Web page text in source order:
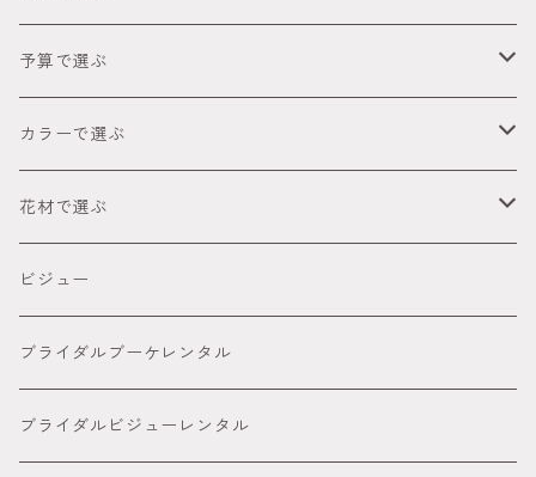
成人式
卒業式（袴）
ウェディング
オーダーメイド髪飾り
予算で選ぶ
～2,999円
3,000円～4,999円
5,000円～８８００円
８８００円～
カラーで選ぶ
● レッド
● ピンク
● グリーン
● イエロー
花材で選ぶ
胡蝶蘭髪飾り
カサブランカ 百合髪飾り
ダリア
ビジュー
ブライダルブーケレンタル
ブライダルビジューレンタル